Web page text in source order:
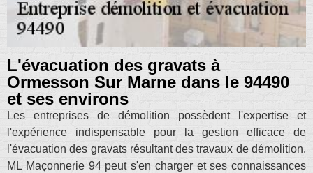
L'évacuation des gravats à
Ormesson Sur Marne dans le 94490
et ses environs
Les entreprises de démolition possèdent l'expertise et
l'expérience indispensable pour la gestion efficace de
l'évacuation des gravats résultant des travaux de démolition.
ML Maçonnerie 94 peut s'en charger et ses connaissances